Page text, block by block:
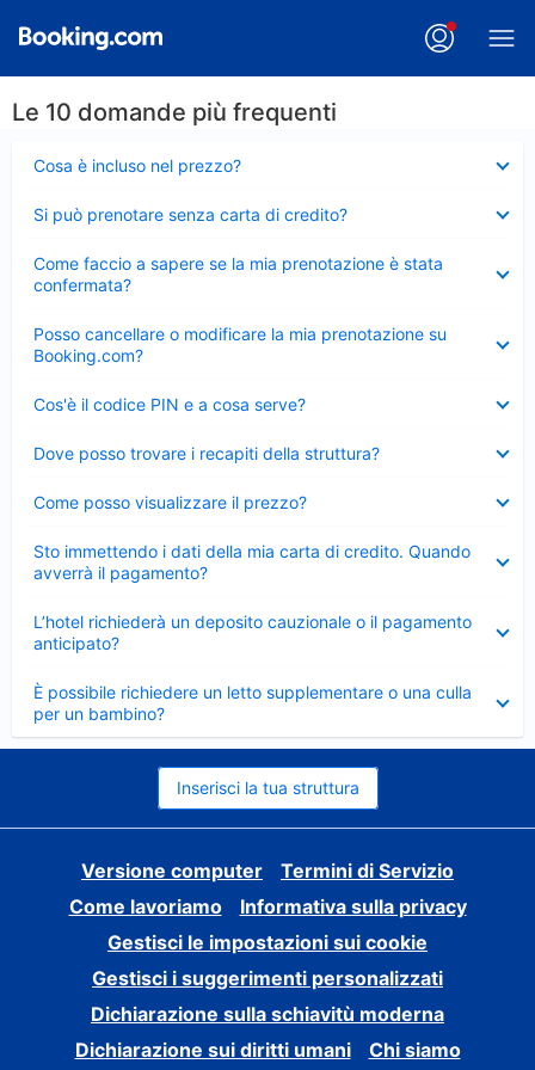
Le 10 domande più frequenti
Cosa è incluso nel prezzo?
chiuso
Si può prenotare senza carta di credito?
chiuso
Come faccio a sapere se la mia prenotazione è stata
confermata?
chiuso
Posso cancellare o modificare la mia prenotazione su
Booking.com?
chiuso
Cos'è il codice PIN e a cosa serve?
chiuso
Dove posso trovare i recapiti della struttura?
chiuso
Come posso visualizzare il prezzo?
chiuso
Sto immettendo i dati della mia carta di credito. Quando
avverrà il pagamento?
chiuso
L’hotel richiederà un deposito cauzionale o il pagamento
anticipato?
chiuso
È possibile richiedere un letto supplementare o una culla
per un bambino?
Elemento
chiuso
Inserisci la tua struttura
Versione computer
Termini di Servizio
Come lavoriamo
Informativa sulla privacy
Gestisci le impostazioni sui cookie
Gestisci i suggerimenti personalizzati
Dichiarazione sulla schiavitù moderna
Dichiarazione sui diritti umani
Chi siamo